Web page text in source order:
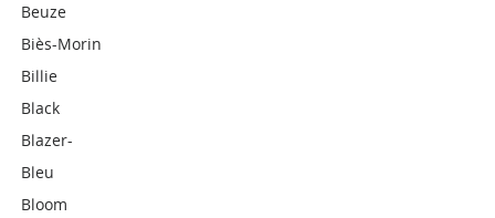
Beuze
Biès-Morin
Billie
Black
Blazer-
Bleu
Bloom